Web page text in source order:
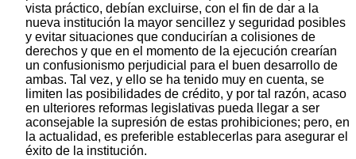
vista práctico, debían excluirse, con el fin de dar a la
nueva institución la mayor sencillez y seguridad posibles
y evitar situaciones que conducirían a colisiones de
derechos y que en el momento de la ejecución crearían
un confusionismo perjudicial para el buen desarrollo de
ambas. Tal vez, y ello se ha tenido muy en cuenta, se
limiten las posibilidades de crédito, y por tal razón, acaso
en ulteriores reformas legislativas pueda llegar a ser
aconsejable la supresión de estas prohibiciones; pero, en
la actualidad, es preferible establecerlas para asegurar el
éxito de la institución.